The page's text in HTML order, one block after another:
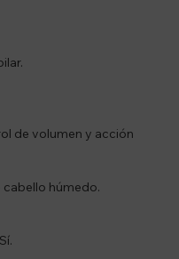
de volumen y acción
húmedo.